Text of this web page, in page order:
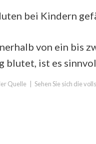
bei Kindern
von ein bis
blutet, ist es
Quelle Sehen Sie sich die